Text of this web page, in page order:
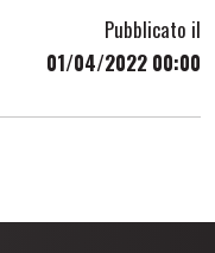
Pubblicato il
01/04/2022 00:00